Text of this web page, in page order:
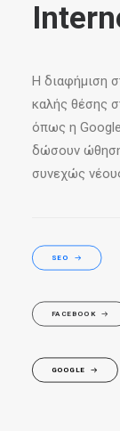
Η διαφήμιση
καλής θέσης
όπως η
δώσουν ώθηση
συνεχώς
SEO
FACEBOOK
GOOGLE